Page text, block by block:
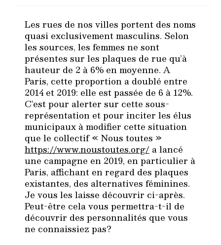
publication :
Les rues de nos villes portent des noms
quasi exclusivement masculins. Selon
les sources, les femmes ne sont
présentes sur les plaques de rue qu’à
hauteur de 2 à 6% en moyenne. A
Paris, cette proportion a doublé entre
2014 et 2019: elle est passée de 6 à 12%.
C’est pour alerter sur cette sous-
représentation et pour inciter les élus
municipaux à modifier cette situation
que le collectif « Nous toutes »
https://www.noustoutes.org/ a lancé
une campagne en 2019, en particulier à
Paris, affichant en regard des plaques
existantes, des alternatives féminines.
Je vous les laisse découvrir ci-après.
Peut-être cela vous permettra-t-il de
découvrir des personnalités que vous
ne connaissiez pas?